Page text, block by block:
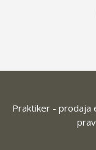
Praktiker - prodaja